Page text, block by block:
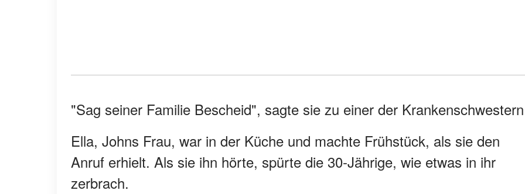
"Sag seiner Familie Bescheid", sagte sie zu einer der
Ella, Johns Frau, war in der Küche und machte Frühstück, als sie den
Anruf erhielt. Als sie ihn hörte, spürte die 30-Jährige, wie etwas in ihr
zerbrach.